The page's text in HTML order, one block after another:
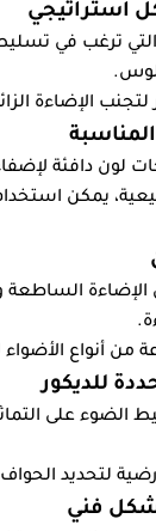
استراتيجي
ترغب في
الإضاءة
لون دافئة
يمكن
الإضاءة الساطعة
من أنواع
للديكور
على
لتحديد الحواف
فني